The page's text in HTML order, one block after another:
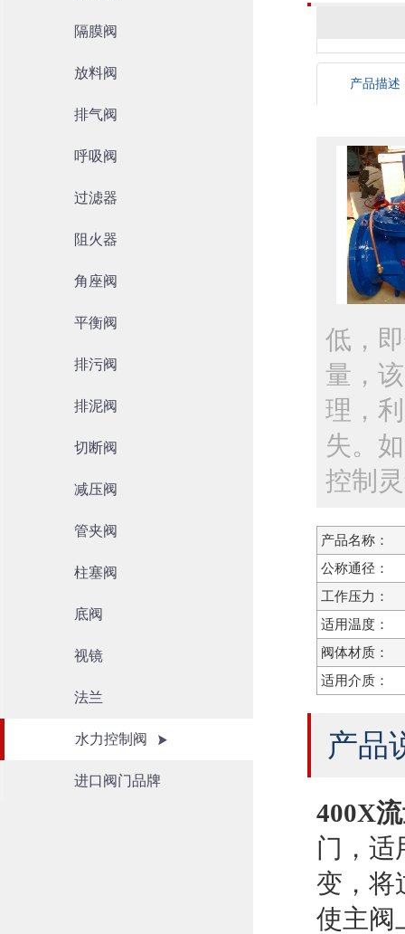
隔膜阀
放料阀
排气阀
呼吸阀
过滤器
阻火器
角座阀
平衡阀
排污阀
排泥阀
切断阀
减压阀
管夹阀
柱塞阀
底阀
视镜
法兰
水力控制阀
进口阀门品牌
产品描述
低，
量，
理，
失。
控制
产品名称：
公称通径：
工作压力：
适用温度：
阀体材质：
适用介质：
产品
400X
门，适
变，将
使主阀